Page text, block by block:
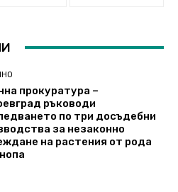
прокуратура –
ръководи
по три досъдебни
за незаконно
на растения от рода